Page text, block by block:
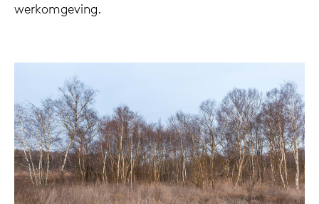
werkomgeving.